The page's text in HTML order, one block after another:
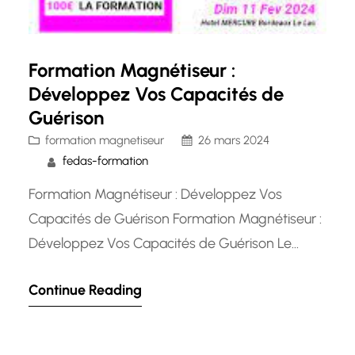
Formation Magnétiseur :
Développez Vos Capacités de
Guérison
formation magnetiseur
26 mars 2024
fedas-formation
Formation Magnétiseur : Développez Vos
Capacités de Guérison Formation Magnétiseur :
Développez Vos Capacités de Guérison Le
à canaliser l’énergie pour soulager la douleur,
Continue Reading